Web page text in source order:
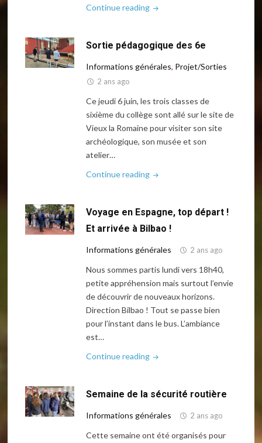
Continue reading"Sortie
Les
Sortie pédagogique des 6e
Informations générales, Projet/Sorties
2 ans ago
Ce jeudi 6 juin, les trois classes de
sixième du collège sont allé sur le site de
Vieux la Romaine pour visiter son site
archéologique, son musée et son
atelier…
Continue reading"Sortie
6e"
Voyage en Espagne, top départ !
Et arrivée à Bilbao !
Informations générales 2 ans ago
Nous sommes partis lundi vers 18h40,
petite appréhension mais surtout l’envie
de découvrir de nouveaux horizons.
Direction Bilbao ! Tout se passe bien
pour l’instant dans le bus. L’ambiance
est…
Continue reading"Voyage
top
Et
Semaine de la sécurité routière
Informations générales 2 ans ago
Cette semaine ont été organisés pour